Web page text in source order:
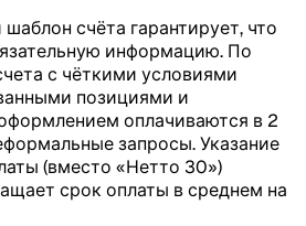
счёта гарантирует, что
информацию. По
с чёткими условиями
позициями и
оплачиваются в 2
запросы. Указание
(вместо «Нетто 30»)
срок оплаты в среднем на